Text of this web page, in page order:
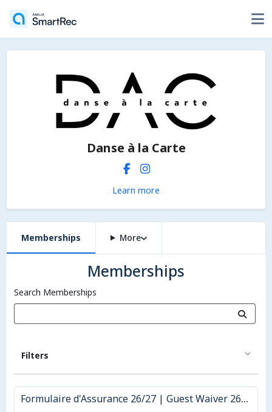
Danse à la Carte
Learn more
Memberships More
Memberships
Search Memberships
Filters
Formulaire d'Assurance 26/27 | Guest Waiver 26/27